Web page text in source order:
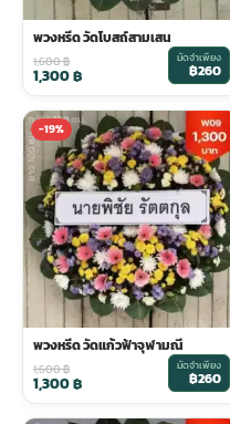
พวงหรีด วัดโบสถ์สามเสน
1,600฿
1,300฿
มัดจำเพียง
฿260
-19%
พวงหรีด วัดแก้วฟ้าจุฬามณี
1,600฿
1,300฿
มัดจำเพียง
฿260